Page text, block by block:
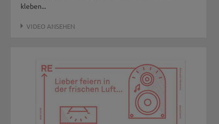
kleben...
VIDEO ANSEHEN